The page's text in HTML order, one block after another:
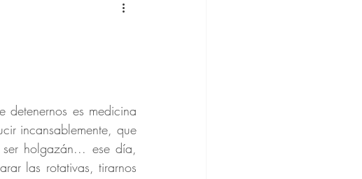
inspiradores
es medicina
incansablemente, que
holgazán... ese día,
las rotativas, tirarnos